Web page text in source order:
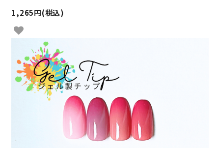
1,265円(税込)